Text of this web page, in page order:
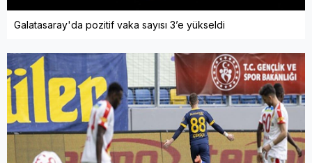
Galatasaray'da pozitif vaka sayısı 3’e yükseldi